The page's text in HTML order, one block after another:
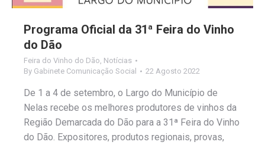
Programa Oficial da 31ª Feira do Vinho
do Dão
Feira do Vinho do Dão Notícias
By Gabinete Comunicação Social 22 Agosto 2022
De 1 a 4 de setembro, o Largo do Município de
Nelas recebe os melhores produtores de vinhos da
Região Demarcada do Dão para a 31ª Feira do Vinho
do Dão. Expositores, produtos regionais, provas,